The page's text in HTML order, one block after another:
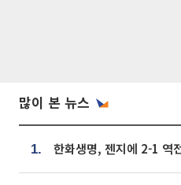
많이 본 뉴스
1.